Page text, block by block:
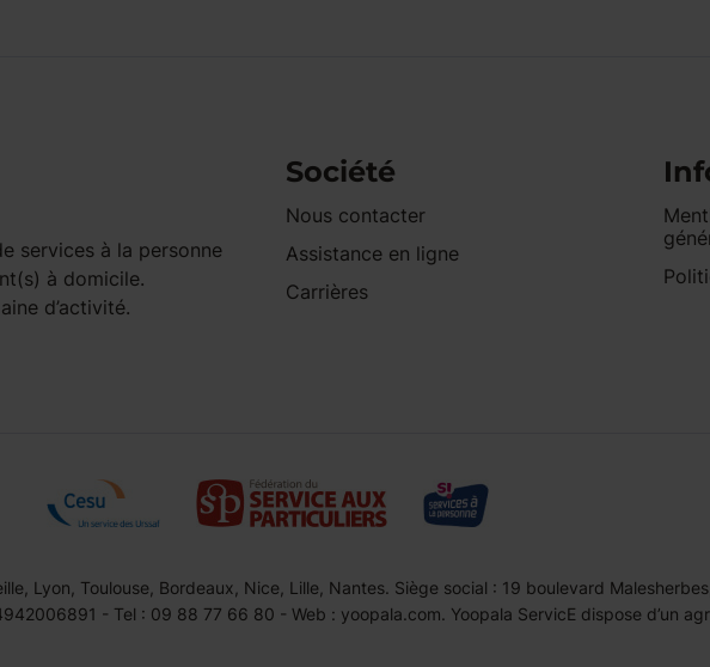
services à la personne
à domicile.
d’activité.
Société
Nous contacter
Assistance en ligne
Carrières
Lyon, Toulouse, Bordeaux, Nice, Lille, Nantes. Siège social : 19 boulevard
- Tel : 09 88 77 66 80 - Web : yoopala.com. Yoopala ServicE dispose d’un